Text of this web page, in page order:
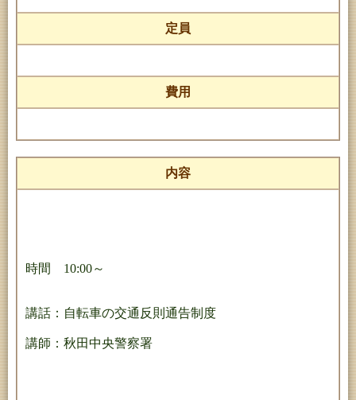
定員
費用
内容
時間 10:00～
講話：自転車の交通反則通告制度
講師：秋田中央警察署